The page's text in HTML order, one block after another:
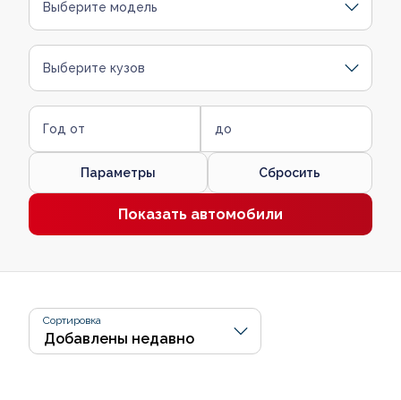
Выберите модель
Выберите кузов
Год от до
Параметры Сбросить
Показать автомобили
Сортировка